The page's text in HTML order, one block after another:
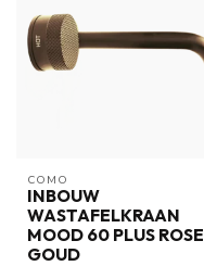
COMO
INBOUW
WASTAFELKRAAN
MOOD 60 PLUS ROSE
GOUD